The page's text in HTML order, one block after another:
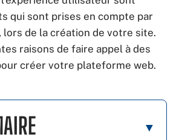
qui sont prises en compte par
lors de la création de votre site.
raisons de faire appel à des
créer votre plateforme web.